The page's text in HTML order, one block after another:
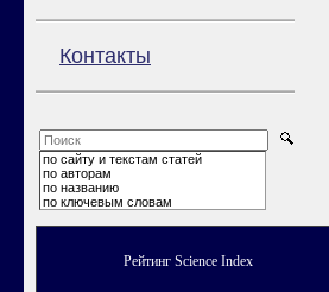
Контакты
по сайту и текстам статей
по авторам
по названию
по ключевым словам
Рейтинг Science Index